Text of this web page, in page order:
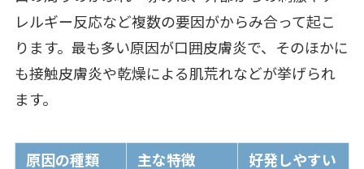
レルギー反応など複数の要因がからみ合って起こ
ります。最も多い原因が口囲皮膚炎で、そのほかに
も接触皮膚炎や乾燥による肌荒れなどが挙げられ
ます。
原因の種類 主な特徴 好発しやすい